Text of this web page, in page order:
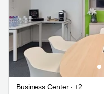
Business Center +2